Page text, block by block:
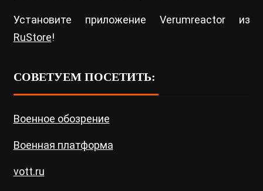
Установите приложение Verumreactor из
RuStore!
СОВЕТУЕМ ПОСЕТИТЬ:
Военное обозрение
Военная платформа
vott.ru